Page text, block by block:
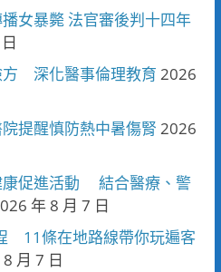
女暴斃 法官審後判十四年
方 深化醫事倫理教育 2026
提醒慎防熱中暑傷腎 2026
康促進活動 結合醫療、警
年 8 月 7 日
11條在地路線帶你玩遍客
月 7 日